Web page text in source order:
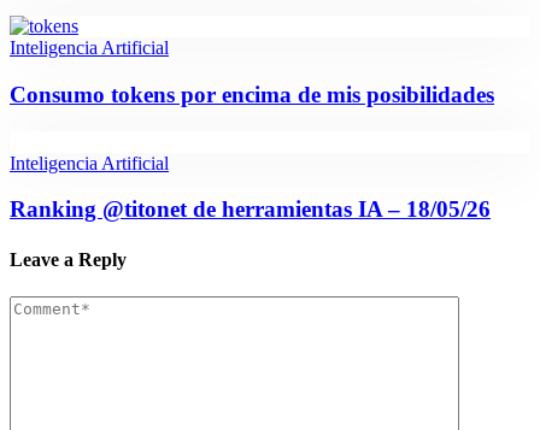
Inteligencia Artificial
Consumo tokens por encima de mis posibilidades
Inteligencia Artificial
Ranking @titonet de herramientas IA – 18/05/26
Leave a Reply